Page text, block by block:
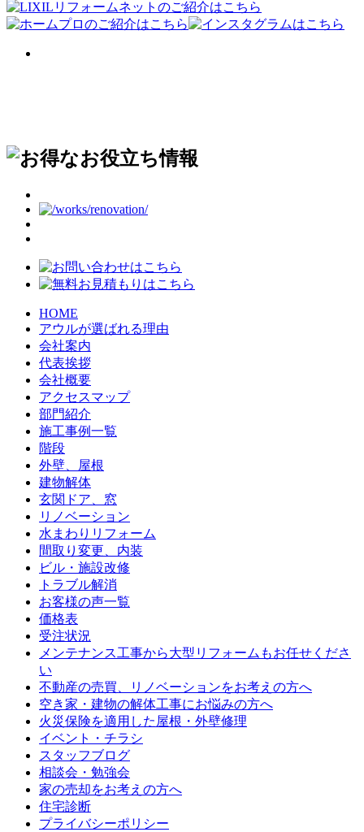
HOME
アウルが選ばれる理由
会社案内
代表挨拶
会社概要
アクセスマップ
部門紹介
施工事例一覧
階段
外壁、屋根
建物解体
玄関ドア、窓
リノベーション
水まわりリフォーム
間取り変更、内装
ビル・施設改修
トラブル解消
お客様の声一覧
価格表
受注状況
メンテナンス工事から大型リフォームもお任せくださ
い
不動産の売買、リノベーションをお考えの方へ
空き家・建物の解体工事にお悩みの方へ
火災保険を適用した屋根・外壁修理
イベント・チラシ
スタッフブログ
相談会・勉強会
家の売却をお考えの方へ
住宅診断
プライバシーポリシー